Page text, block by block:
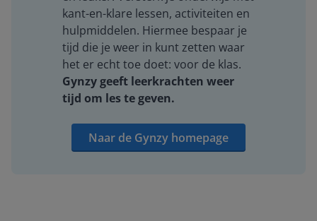
kant-en-klare lessen, activiteiten en
hulpmiddelen. Hiermee bespaar je
tijd die je weer in kunt zetten waar
het er echt toe doet: voor de klas.
Gynzy geeft leerkrachten weer
tijd om les te geven.
Naar de Gynzy homepage